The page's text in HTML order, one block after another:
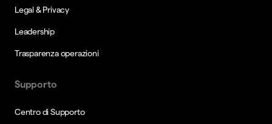
Legal & Privacy
Leadership
Trasparenza operazioni
Supporto
Centro di Supporto